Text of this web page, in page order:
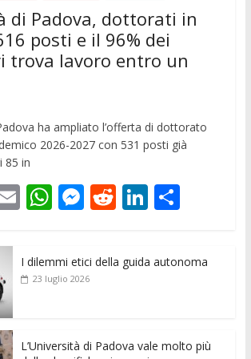
di Padova, dottorati in
posti e il 96% dei
trova lavoro entro un
ha ampliato l’offerta di dottorato
2026-2027 con 531 posti già
85 in
E
ai
l
W
s
p
M
ss
e
er
R
di
Li
e
C
di
I dilemmi etici della guida autonoma
23 luglio 2026
L’Università di Padova vale molto più